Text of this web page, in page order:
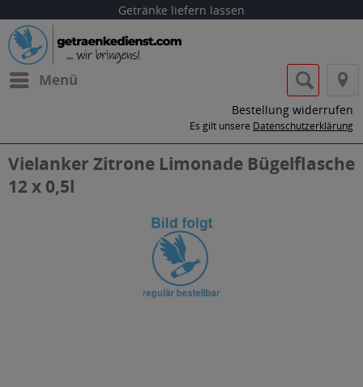
Getränke liefern lassen
Menü
Bestellung widerrufen
Es gilt unsere Datenschutzerklärung
Vielanker Zitrone Limonade Bügelflasche
12 x 0,5l